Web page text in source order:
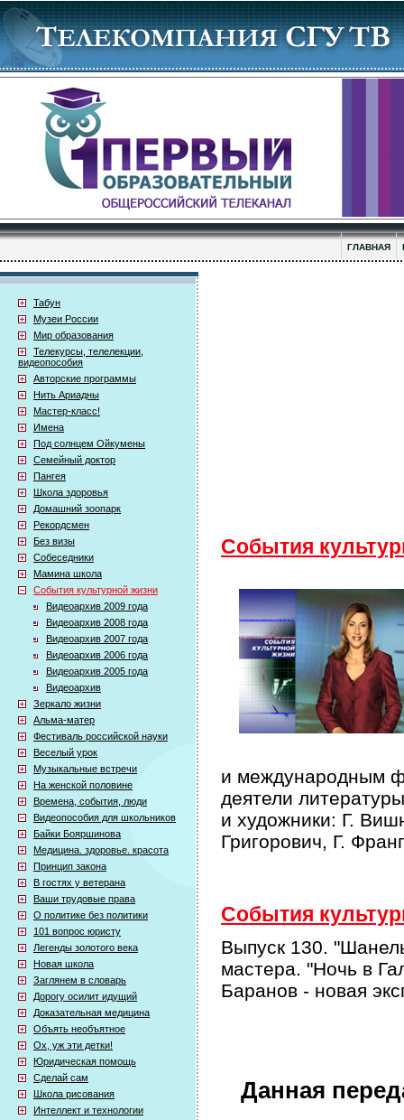
ГЛАВНАЯ
Табун
Музеи России
Мир образования
Телекурсы, телелекции,
видеопособия
Авторские программы
Нить Ариадны
Мастер-класс!
Имена
Под солнцем Ойкумены
Семейный доктор
Пангея
Школа здоровья
Домашний зоопарк
Рекордсмен
Без визы
Собеседники
Мамина школа
События культурной жизни
Видеоархив 2009 года
Видеоархив 2008 года
Видеоархив 2007 года
Видеоархив 2006 года
Видеоархив 2005 года
Видеоархив
Зеркало жизни
Альма-матер
Фестиваль российской науки
Веселый урок
Музыкальные встречи
На женской половине
Времена, события, люди
Видеопособия для школьников
Байки Бояршинова
Медицина. здоровье. красота
Принцип закона
В гостях у ветерана
Ваши трудовые права
О политике без политики
101 вопрос юристу
Легенды золотого века
Новая школа
Заглянем в словарь
Дорогу осилит идущий
Доказательная медицина
Объять необъятное
Ох, уж эти детки!
Юридическая помощь
Сделай сам
Школа рисования
Интеллект и технологии
События
и международным
деятели
и художники: Г.
Григорович, Г.
События
Выпуск 130.
мастера. "Ночь в
Баранов - новая
Данная